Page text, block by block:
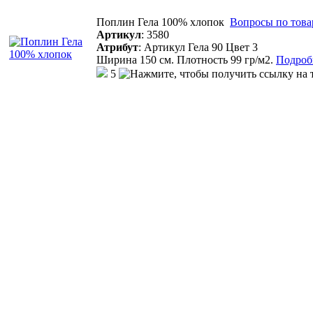
Поплин Гела 100% хлопок Вопросы по
Артикул: 3580
Атрибут: Артикул Гела 90 Цвет 3
Ширина 150 см. Плотность 99 гр/м2.
5